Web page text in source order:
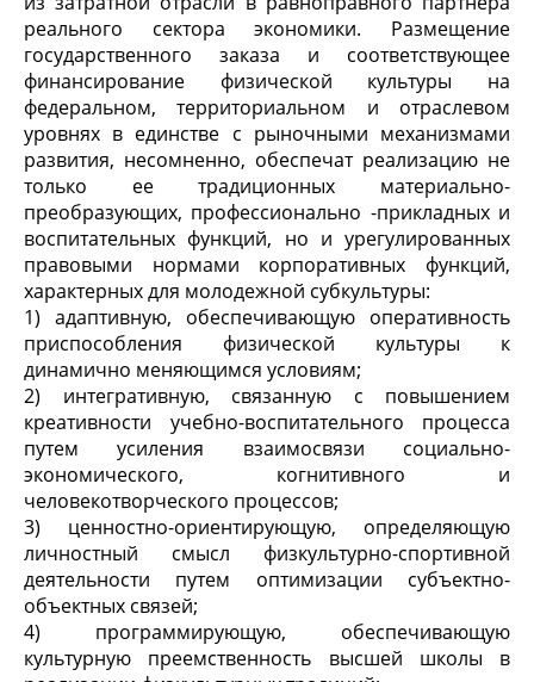
реального сектора экономики. Размещение
государственного заказа и соответствующее
финансирование физической культуры на
федеральном, территориальном и отраслевом
уровнях в единстве с рыночными механизмами
развития, несомненно, обеспечат реализацию не
только ее традиционных материально-
преобразующих, профессионально -прикладных и
воспитательных функций, но и урегулированных
правовыми нормами корпоративных функций,
характерных для молодежной субкультуры:
1) адаптивную, обеспечивающую оперативность
приспособления физической культуры к
динамично меняющимся условиям;
2) интегративную, связанную с повышением
креативности учебно-воспитательного процесса
путем усиления взаимосвязи социально-
экономического, когнитивного и
человекотворческого процессов;
3) ценностно-ориентирующую, определяющую
личностный смысл физкультурно-спортивной
деятельности путем оптимизации субъектно-
объектных связей;
4) программирующую, обеспечивающую
культурную преемственность высшей школы в